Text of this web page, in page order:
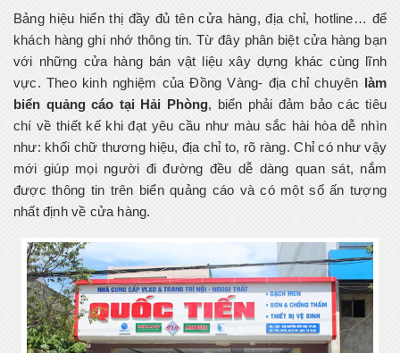
Bảng hiệu hiển thị đầy đủ tên cửa hàng, địa chỉ, hotline… để
khách hàng ghi nhớ thông tin. Từ đây phân biệt cửa hàng bạn
với những cửa hàng bán vật liệu xây dựng khác cùng lĩnh
vực. Theo kinh nghiệm của Đồng Vàng- địa chỉ chuyên làm
biển quảng cáo tại Hải Phòng, biển phải đảm bảo các tiêu
chí về thiết kế khi đạt yêu cầu như màu sắc hài hòa dễ nhìn
như: khối chữ thương hiệu, địa chỉ to, rõ ràng. Chỉ có như vậy
mới giúp mọi người đi đường đều dễ dàng quan sát, nắm
được thông tin trên biển quảng cáo và có một số ấn tượng
nhất định về cửa hàng.